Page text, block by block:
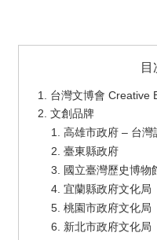
目
台灣文博會 Creative
文創品牌
高雄市政府 – 台灣
臺東縣政府
國立臺灣歷史博物
宜蘭縣政府文化局
桃園市政府文化局
新北市政府文化局